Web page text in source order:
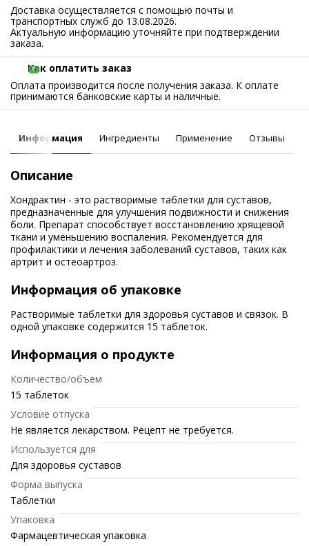
Доставка осуществляется с помощью почты и
транспортных служб до 13.08.2026.
Актуальную информацию уточняйте при подтверждении
заказа.
Как оплатить заказ
Оплата производится после получения заказа. К оплате
принимаются банковские карты и наличные.
Информация Ингредиенты Применение Отзывы
Описание
Хондрактин - это растворимые таблетки для суставов,
предназначенные для улучшения подвижности и снижения
боли. Препарат способствует восстановлению хрящевой
ткани и уменьшению воспаления. Рекомендуется для
профилактики и лечения заболеваний суставов, таких как
артрит и остеоартроз.
Информация об упаковке
Растворимые таблетки для здоровья суставов и связок. В
одной упаковке содержится 15 таблеток.
Информация о продукте
Количество/объем
15 таблеток
Условие отпуска
Не является лекарством. Рецепт не требуется.
Используется для
Для здоровья суставов
Форма выпуска
Таблетки
Упаковка
Фармацевтическая упаковка